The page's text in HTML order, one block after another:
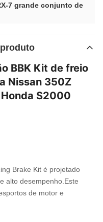
7 grande conjunto de
BBK Kit de freio
Nissan 350Z
S2000
Brake Kit é projetado
alto desempenho.Este
de motor e